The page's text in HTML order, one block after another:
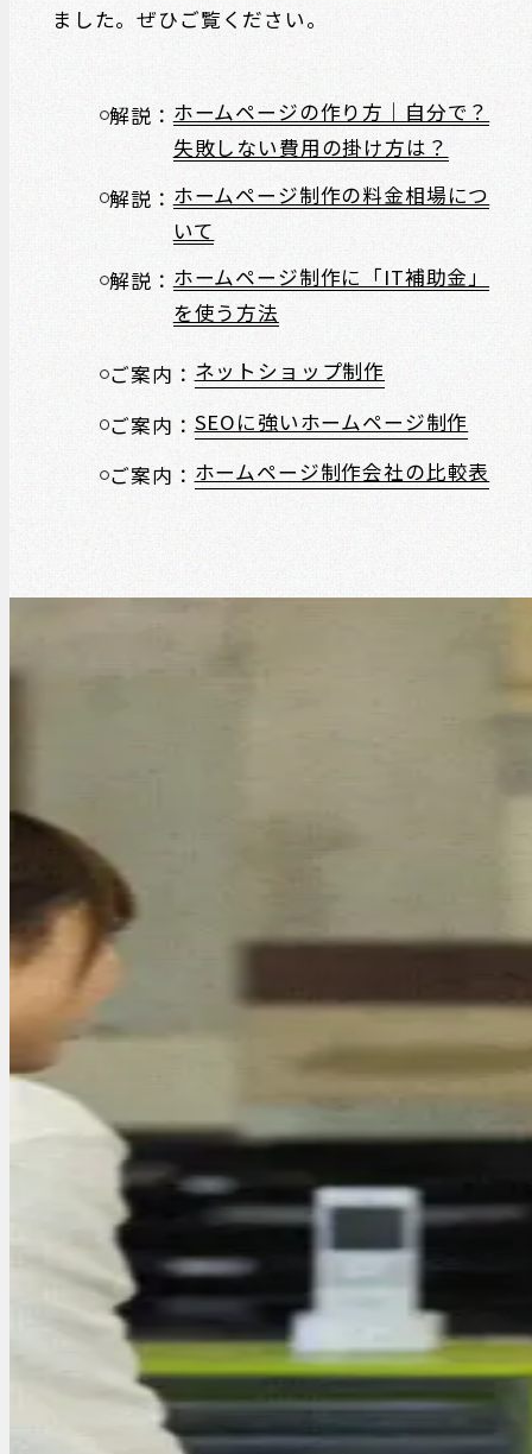
ました。ぜひご覧ください。
解説：ホームページの作り方｜自分で？
失敗しない費用の掛け方は？
解説：ホームページ制作の料金相場につ
いて
解説：ホームページ制作に「IT補助金」
を使う方法
ご案内：ネットショップ制作
ご案内：SEOに強いホームページ制作
ご案内：ホームページ制作会社の比較表